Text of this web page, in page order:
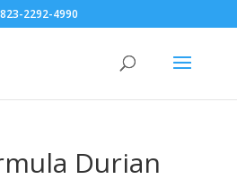
2292-4990
Durian